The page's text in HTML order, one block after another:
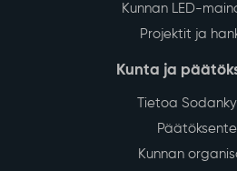
Kunnan LED-
Projektit ja
Kunta ja
Tietoa
Kunnan